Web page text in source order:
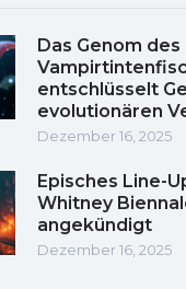
Das Genom des
entschlüsselt
evolutionären
Dezember 16, 2025
Episches Line-
Whitney
angekündigt
Dezember 16, 2025